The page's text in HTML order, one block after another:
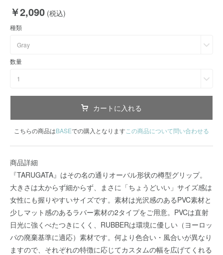
￥2,090 (税込)
種類
Gray
数量
1
カートに入れる
こちらの商品はBASEでの購入となりますこの商品について問い合わせる
商品詳細
『TARUGATA』はその名の通りオーバル形状の樽型グリップ。
大きさは太からず細からず、まさに「ちょうどいい」サイズ感は
女性にも握りやすいサイズです。素材は光沢感のあるPVC素材と
少しマット感のあるラバー素材の2タイプをご用意。PVCは直射
日光に強くべたつきにくく、RUBBERは環境に優しい（ヨーロッ
パの廃棄基準に適応）素材です。何より色合い・風合いが異なり
ますので、それぞれの特徴に応じてカスタムの幅を広げてくれる